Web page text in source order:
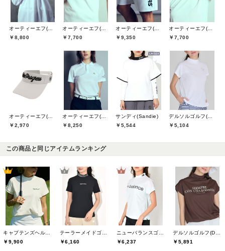
￥8,800
￥7,700
￥9,350
￥7,700
￥2,970
￥8,250
サンディ(Sandie)
￥5,544
￥5,104
この商品と同じアイテムランキング
￥9,900
￥6,160
￥6,237
￥5,891